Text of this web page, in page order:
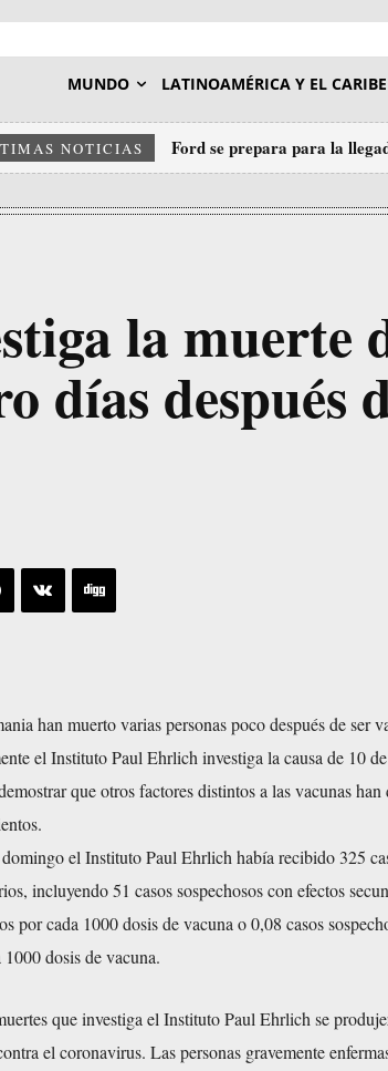
MUNDO LATINOAMÉRICA Y EL CARIBE
NOTICIAS Ford se prepara para la
la muerte
días después
han muerto varias personas poco después de ser
el Instituto Paul Ehrlich investiga la causa de 10
que otros factores distintos a las vacunas
el Instituto Paul Ehrlich había recibido 325
incluyendo 51 casos sospechosos con efectos
por cada 1000 dosis de vacuna o 0,08 casos
1000 dosis de vacuna.
que investiga el Instituto Paul Ehrlich se
el coronavirus. Las personas gravemente